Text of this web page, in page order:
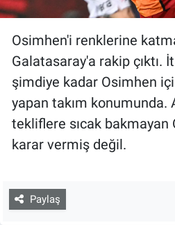
Osimhen'i renklerine
Galatasaray'a rakip çıktı.
şimdiye kadar Osimhen
yapan takım konumunda.
tekliflere sıcak
karar vermiş değil.
Paylaş